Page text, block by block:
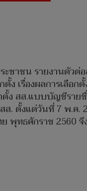
าชน รายงานตัวต่
ง เรื่องผลการเลือ
ง สส.แบบบัญชีรา
. ตั้งแต่วันที่ 7 พ.ค.
พุทธศักราช 2560